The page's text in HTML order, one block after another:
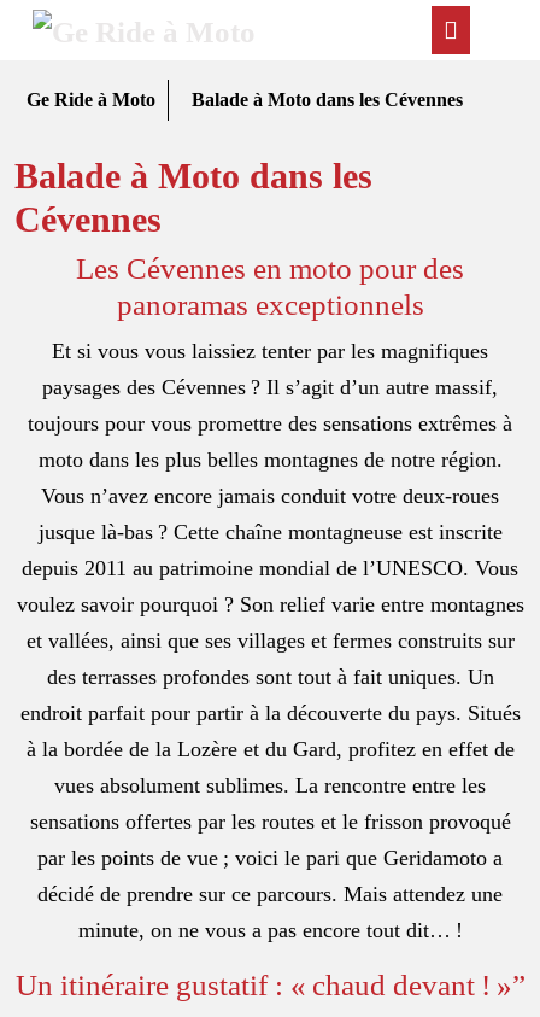
Skip
Ge Ride à Moto Balade à Moto dans les Cévennes
Balade à Moto dans les
Cévennes
Les Cévennes en moto pour des
panoramas exceptionnels
Et si vous vous laissiez tenter par les magnifiques
paysages des Cévennes ? Il s’agit d’un autre massif,
toujours pour vous promettre des sensations extrêmes à
moto dans les plus belles montagnes de notre région.
Vous n’avez encore jamais conduit votre deux-roues
jusque là-bas ? Cette chaîne montagneuse est inscrite
depuis 2011 au patrimoine mondial de l’UNESCO. Vous
voulez savoir pourquoi ? Son relief varie entre montagnes
et vallées, ainsi que ses villages et fermes construits sur
des terrasses profondes sont tout à fait uniques. Un
endroit parfait pour partir à la découverte du pays. Situés
à la bordée de la Lozère et du Gard, profitez en effet de
vues absolument sublimes. La rencontre entre les
sensations offertes par les routes et le frisson provoqué
par les points de vue ; voici le pari que Geridamoto a
décidé de prendre sur ce parcours. Mais attendez une
minute, on ne vous a pas encore tout dit… !
Un itinéraire gustatif : « chaud devant ! »”